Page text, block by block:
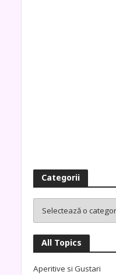
Categorii
All Topics
Aperitive si Gustari